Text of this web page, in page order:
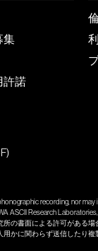
集
許諾
recording, nor may
ASCII Research Laboratories,
の書面による許可がある場
かに関わらず送信したり複